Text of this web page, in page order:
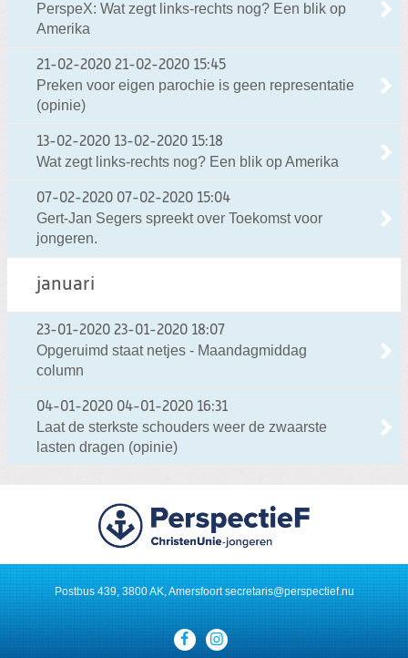
PerspeX: Wat zegt links-rechts nog? Een blik op
Amerika
21-02-2020 21-02-2020 15:45
Preken voor eigen parochie is geen representatie
(opinie)
13-02-2020 13-02-2020 15:18
Wat zegt links-rechts nog? Een blik op Amerika
07-02-2020 07-02-2020 15:04
Gert-Jan Segers spreekt over Toekomst voor
jongeren.
januari
23-01-2020 23-01-2020 18:07
Opgeruimd staat netjes - Maandagmiddag
column
04-01-2020 04-01-2020 16:31
Laat de sterkste schouders weer de zwaarste
lasten dragen (opinie)
Postbus 439, 3800 AK, Amersfoortsecretaris@perspectief.nu